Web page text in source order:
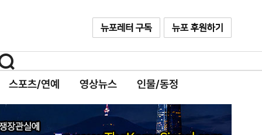
스포츠/연예 영상뉴스 인물/동정